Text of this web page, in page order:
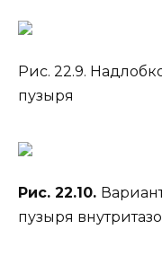
Рис. 22.9.
пузыря
Рис. 22.10.
пузыря